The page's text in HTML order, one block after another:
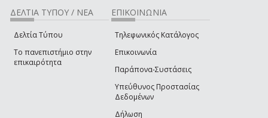
ΔΕΛΤΙΑ ΤΥΠΟΥ / ΝΕΑ
Δελτία Τύπου
Το πανεπιστήμιο στην
επικαιρότητα
ΕΠΙΚΟΙΝΩΝΙΑ
Τηλεφωνικός Κατάλογος
Επικοινωνία
Παράπονα-Συστάσεις
Υπεύθυνος Προστασίας
Δεδομένων
Δήλωση